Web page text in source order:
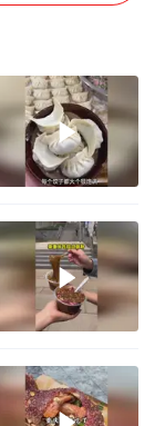
量发展
蓬逝世
筑健康中国